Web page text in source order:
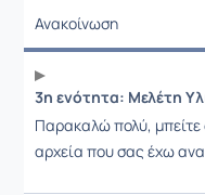
Ανακοίνωση
3η ενότητα: Μελέτη
Παρακαλώ πολύ, μπείτε
αρχεία που σας έχω